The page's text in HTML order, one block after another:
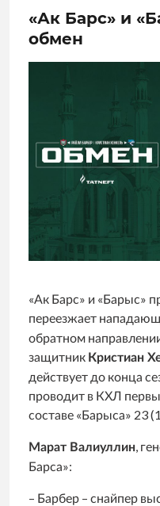
«Ак Барс» и
обмен
«Ак Барс» и «Барыс»
переезжает
обратном
защитник Кристиан
действует до конца
проводит в КХЛ
составе «Барыса» 23
Марат Валиуллин ,
Барса»:
– Барбер – снайпер